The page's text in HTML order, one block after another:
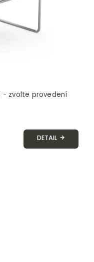
- zvolte provedení
DETAIL